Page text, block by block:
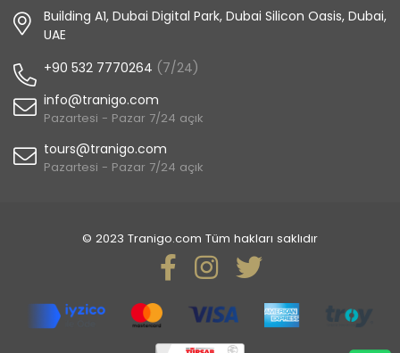
Building A1, Dubai Digital Park, Dubai Silicon Oasis, Dubai,
UAE
+90 532 7770264 (7/24)
info@tranigo.com
Pazartesi - Pazar 7/24 açık
tours@tranigo.com
Pazartesi - Pazar 7/24 açık
© 2023 Tranigo.com Tüm hakları saklıdır